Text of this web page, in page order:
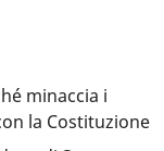
minaccia i
la Costituzione